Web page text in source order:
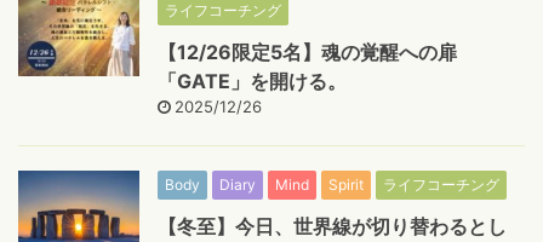
ライフコーチング
【12/26限定5名】魂の覚醒への扉
「GATE」を開ける。
2025/12/26
Body Diary Mind Spirit ライフコーチング
【冬至】今日、世界線が切り替わるとし